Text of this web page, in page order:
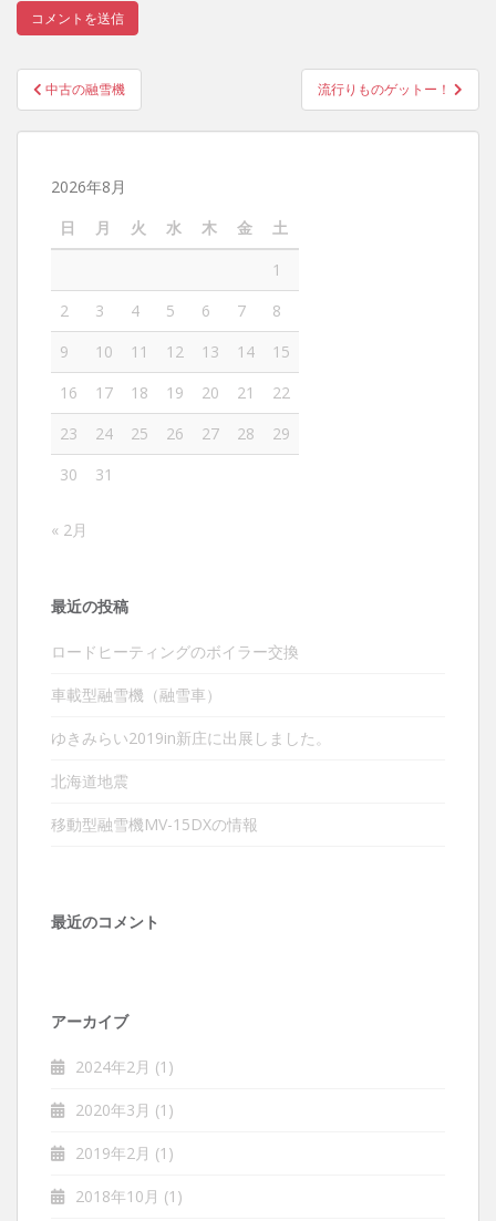
投稿ナビゲーション
中古の融雪機 流行りものゲットー！
2026年8月
日
月 火 水 木 金
土
1
2
3 4 5 6 7
8
9
10 11 12 13 14
15
16
17 18 19 20 21
22
23
24 25 26 27 28
29
30
31
« 2月
最近の投稿
ロードヒーティングのボイラー交換
車載型融雪機（融雪車）
ゆきみらい2019in新庄に出展しました。
北海道地震
移動型融雪機MV-15DXの情報
最近のコメント
アーカイブ
2024年2月 (1)
2020年3月 (1)
2019年2月 (1)
2018年10月 (1)